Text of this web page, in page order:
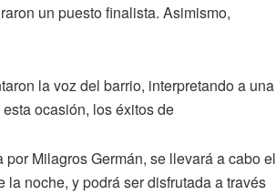
un puesto finalista. Asimismo,
la voz del barrio, interpretando a una
ocasión, los éxitos de
Milagros Germán, se llevará a cabo el
la noche, y podrá ser disfrutada a través